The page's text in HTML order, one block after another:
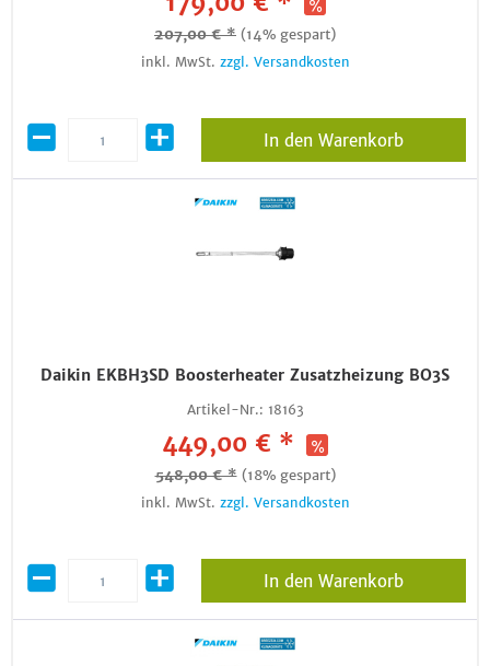
207,00 € * (14% gespart)
inkl. MwSt. zzgl. Versandkosten
In den Warenkorb
Daikin EKBH3SD Boosterheater Zusatzheizung BO3S
Artikel-Nr.: 18163
449,00 € *
548,00 € * (18% gespart)
inkl. MwSt. zzgl. Versandkosten
In den Warenkorb